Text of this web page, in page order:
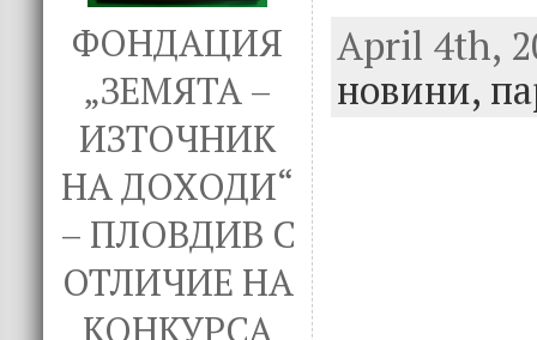
ФОНДАЦИЯ
„ЗЕМЯТА –
ИЗТОЧНИК
НА ДОХОДИ“
– ПЛОВДИВ С
ОТЛИЧИЕ НА
КОНКУРСА
e
b
it
te
k
e
dI
April 4th,
новини,